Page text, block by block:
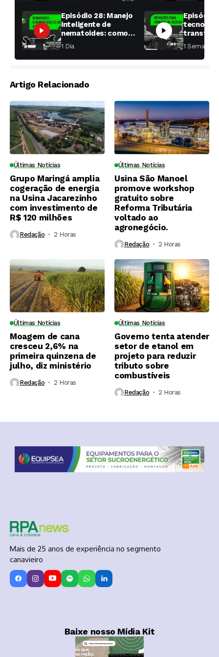
Episódio 28: Manejo
inteligente de
nematoides: como
aumentar a
produtividade das
soqueiras?
1 Dia ⁮
Episódio
fábricas
1 Semana ⁮
Artigo Relacionado
Últimas Notícias
Grupo Maringá amplia
cogeração de energia
na Usina Jacarezinho
com investimento de
R$ 120 milhões
Redação 2 Horas ⁮
Últimas Notícias
Usina São Manoel
promove workshop
gratuito sobre
Reforma Tributária
voltado ao
agronegócio.
Redação 2 Horas ⁮
Últimas Notícias
Moagem de cana
cresceu 2,6% na
primeira quinzena de
julho, diz ministério
Redação 2 Horas ⁮
Últimas Notícias
Governo tenta atender
setor de etanol em
projeto para reduzir
tributo sobre
combustíveis
Redação 2 Horas ⁮
Mais de 25 anos de experiência no segmento
canavieiro
Baixe nosso Mídia Kit